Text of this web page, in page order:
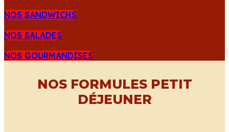
NOS SANDWICHS
NOS SALADES
NOS GOURMANDISES
NOS FORMULES PETIT
DÉJEUNER